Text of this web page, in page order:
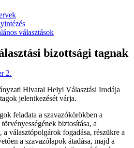
választások
bizottsági tagnak
2.
Hivatal Helyi Választási Irodája
jelentkezését várja.
feladata a szavazókörökben a
biztosítása, a
a választópolgárok fogadása, részükre a
a szavazólapok átadása, majd a